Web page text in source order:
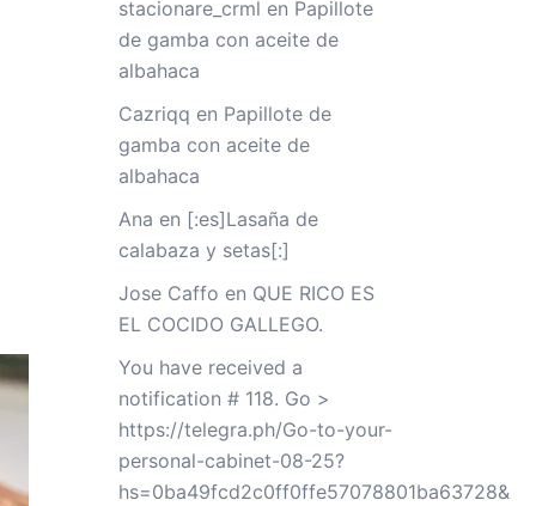
stacionare_crml en Papillote
de gamba con aceite de
albahaca
Cazriqq en Papillote de
gamba con aceite de
albahaca
Ana en [:es]Lasaña de
calabaza y setas[:]
Jose Caffo en QUE RICO ES
EL COCIDO GALLEGO.
You have received a
notification # 118. Go >
https://telegra.ph/Go-to-your-
personal-cabinet-08-25?
hs=0ba49fcd2c0ff0ffe57078801ba63728&